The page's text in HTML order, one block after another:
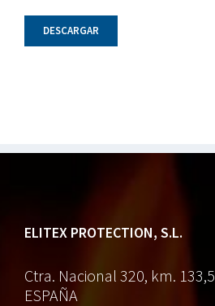
DESCARGAR
ELITEX PROTECTION, S.L.
Ctra. Nacional 320, km. 133,5
ESPAÑA